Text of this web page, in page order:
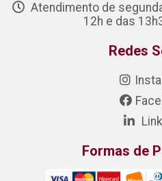
Atendimento de
12h e das
Redes
Formas de